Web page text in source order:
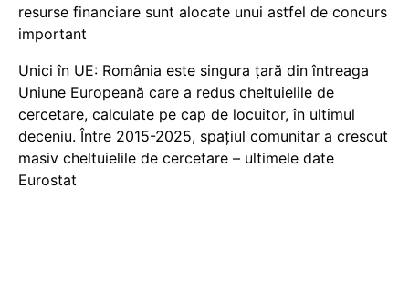
resurse financiare sunt alocate unui astfel de concurs
important
Unici în UE: România este singura țară din întreaga
Uniune Europeană care a redus cheltuielile de
cercetare, calculate pe cap de locuitor, în ultimul
deceniu. Între 2015-2025, spațiul comunitar a crescut
masiv cheltuielile de cercetare – ultimele date
Eurostat